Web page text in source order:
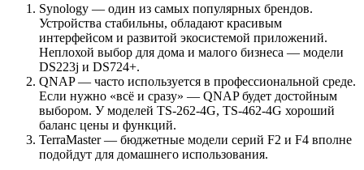
Synology — один из самых популярных брендов.
Устройства стабильны, обладают красивым
интерфейсом и развитой экосистемой приложений.
Неплохой выбор для дома и малого бизнеса — модели
DS223j и DS724+.
QNAP — часто используется в профессиональной среде.
Если нужно «всё и сразу» — QNAP будет достойным
выбором. У моделей TS-262-4G, TS-462-4G хороший
баланс цены и функций.
TerraMaster — бюджетные модели серий F2 и F4 вполне
подойдут для домашнего использования.